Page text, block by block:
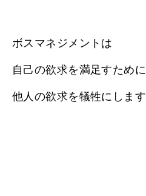
ボスマネジメントは
自己の欲求を満足すために
他人の欲求を犠牲にします